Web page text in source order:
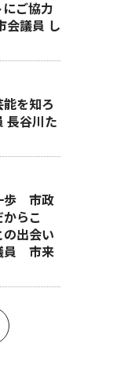
ご協力
議員 し
を知ろ
長谷川た
歩 市政
らこ
の出会い
員 市来